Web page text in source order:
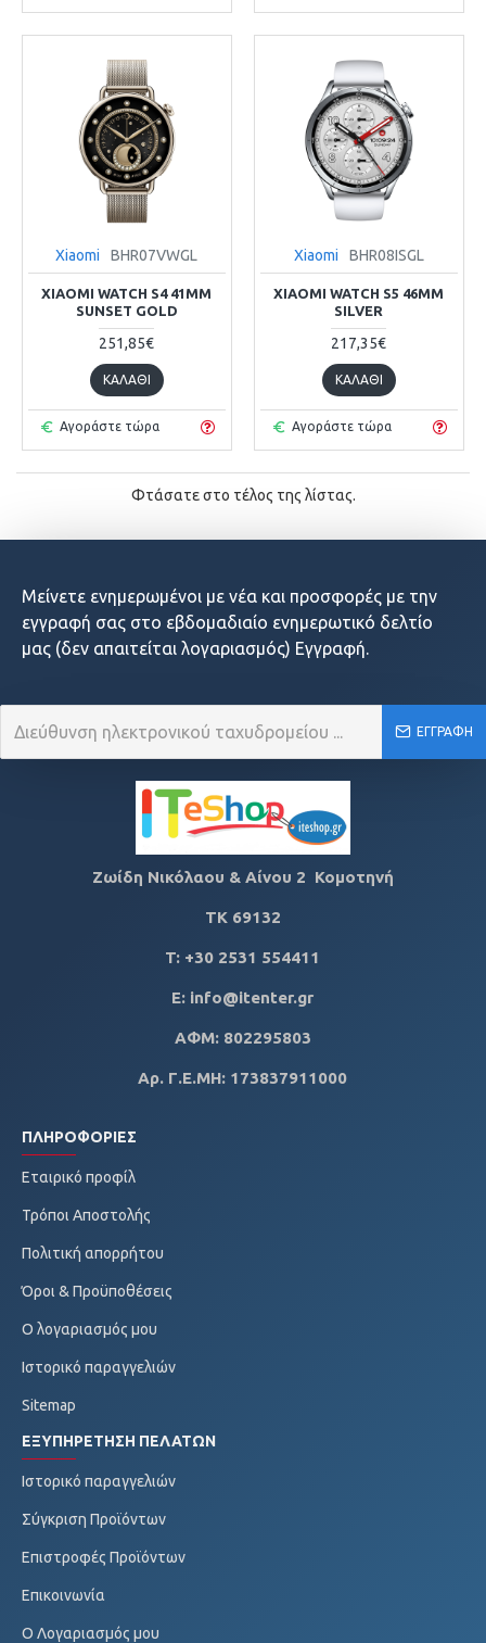
Xiaomi BHR07VWGL
XIAOMI WATCH S4 41MM
SUNSET GOLD
251,85€
ΚΑΛΆΘΙ
Αγοράστε τώρα
Xiaomi BHR08ISGL
XIAOMI WATCH S5 46MM
SILVER
217,35€
ΚΑΛΆΘΙ
Αγοράστε τώρα
Φτάσατε στο τέλος της λίστας.
Μείνετε ενημερωμένοι με νέα και προσφορές με την
εγγραφή σας στο εβδομαδιαίο ενημερωτικό δελτίο
μας (δεν απαιτείται λογαριασμός) Εγγραφή.
ΕΓΓΡΑΦΉ
Ζωίδη Νικόλαου & Αίνου 2 Κομοτηνή
ΤΚ 69132
T: +30 2531 554411
E: info@itenter.gr
ΑΦΜ: 802295803
Αρ. Γ.Ε.ΜΗ: 173837911000
ΠΛΗΡΟΦΟΡΊΕΣ
Εταιρικό προφίλ
Τρόποι Αποστολής
Πολιτική απορρήτου
Όροι & Προϋποθέσεις
Ο λογαριασμός μου
Ιστορικό παραγγελιών
Sitemap
ΕΞΥΠΗΡΈΤΗΣΗ ΠΕΛΑΤΏΝ
Ιστορικό παραγγελιών
Σύγκριση Προϊόντων
Επιστροφές Προϊόντων
Επικοινωνία
O Λογαριασμός μου